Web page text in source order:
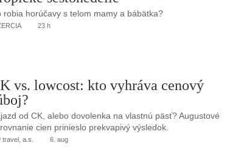
robia horúčavy s telom mamy a bábätka?
23 h
vs. lowcost: kto vyhráva cenový
od CK, alebo dovolenka na vlastnú päsť? Augustové
cien prinieslo prekvapivý výsledok.
travel, a.s. 6. aug